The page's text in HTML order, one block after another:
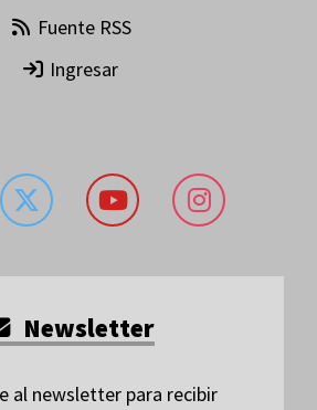
Fuente RSS
Ingresar
Newsletter
al newsletter para recibir